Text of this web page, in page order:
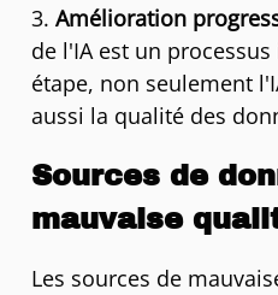
3. Amélioration
de l'IA est un
étape, non seulement
aussi la qualité des
Sources de
mauvaise
Les sources de